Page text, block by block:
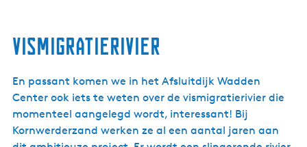
Vismigratierivier
En passant komen we in het Afsluitdijk Wadden
Center ook iets te weten over de vismigratierivier die
momenteel aangelegd wordt, interessant! Bij
Kornwerderzand werken ze al een aantal jaren aan